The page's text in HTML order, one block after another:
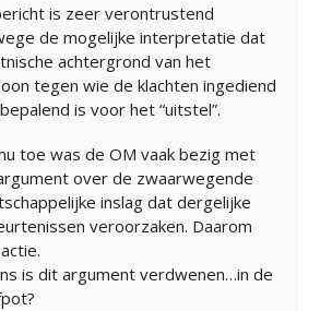
is zeer verontrustend
de mogelijke interpretatie dat
achtergrond van het
tegen wie de klachten ingediend
is voor het “uitstel”.
toe was de OM vaak bezig met
over de zwaarwegende
inslag dat dergelijke
veroorzaken. Daarom
is dit argument verdwenen…in de